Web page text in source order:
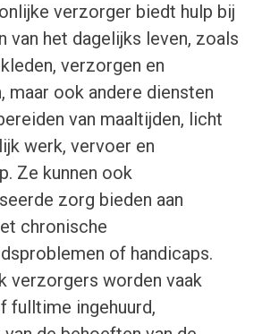
verzorger biedt hulp bij
van het dagelijks leven, zoals
verzorgen en
maar ook andere diensten
van maaltijden, licht
werk, vervoer en
Ze kunnen ook
zorg bieden aan
chronische
of handicaps.
verzorgers worden vaak
fulltime ingehuurd,